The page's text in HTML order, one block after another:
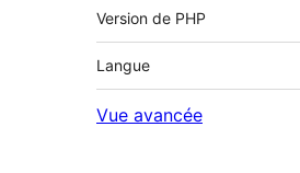
Version de PHP
Langue
Vue avancée